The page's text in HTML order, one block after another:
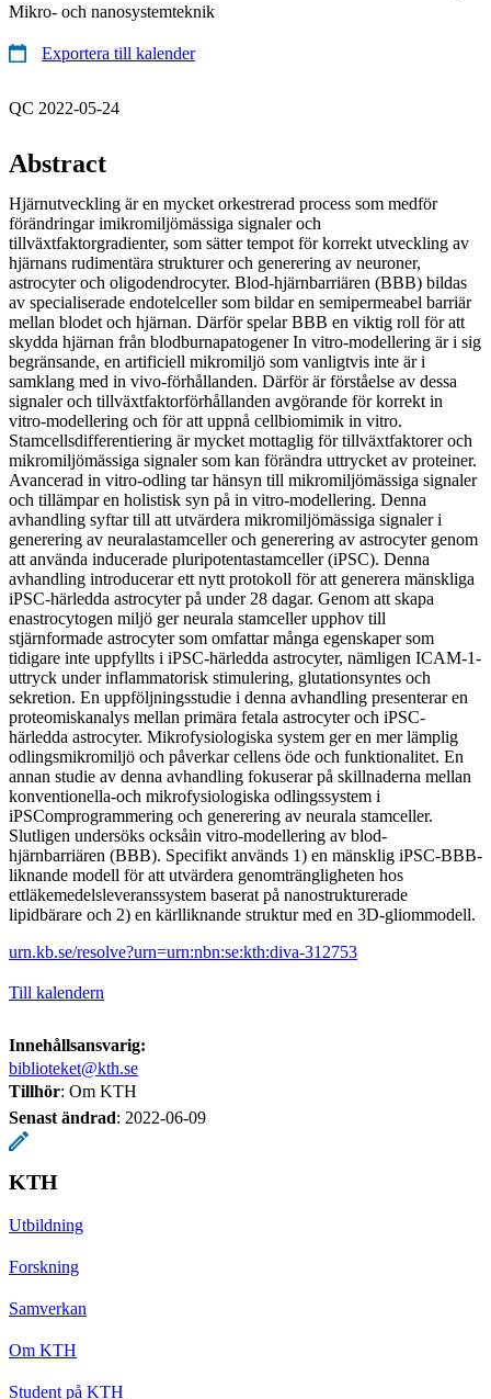
Mikro- och nanosystemteknik
Exportera till kalender
QC 2022-05-24
Abstract
Hjärnutveckling är en mycket orkestrerad process som medför
förändringar imikromiljömässiga signaler och
tillväxtfaktorgradienter, som sätter tempot för korrekt utveckling av
hjärnans rudimentära strukturer och generering av neuroner,
astrocyter och oligodendrocyter. Blod-hjärnbarriären (BBB) bildas
av specialiserade endotelceller som bildar en semipermeabel barriär
mellan blodet och hjärnan. Därför spelar BBB en viktig roll för att
skydda hjärnan från blodburnapatogener In vitro-modellering är i sig
begränsande, en artificiell mikromiljö som vanligtvis inte är i
samklang med in vivo-förhållanden. Därför är förståelse av dessa
signaler och tillväxtfaktorförhållanden avgörande för korrekt in
vitro-modellering och för att uppnå cellbiomimik in vitro.
Stamcellsdifferentiering är mycket mottaglig för tillväxtfaktorer och
mikromiljömässiga signaler som kan förändra uttrycket av proteiner.
Avancerad in vitro-odling tar hänsyn till mikromiljömässiga signaler
och tillämpar en holistisk syn på in vitro-modellering. Denna
avhandling syftar till att utvärdera mikromiljömässiga signaler i
generering av neuralastamceller och generering av astrocyter genom
att använda inducerade pluripotentastamceller (iPSC). Denna
avhandling introducerar ett nytt protokoll för att generera mänskliga
iPSC-härledda astrocyter på under 28 dagar. Genom att skapa
enastrocytogen miljö ger neurala stamceller upphov till
stjärnformade astrocyter som omfattar många egenskaper som
tidigare inte uppfyllts i iPSC-härledda astrocyter, nämligen ICAM-1-
uttryck under inflammatorisk stimulering, glutationsyntes och
sekretion. En uppföljningsstudie i denna avhandling presenterar en
proteomiskanalys mellan primära fetala astrocyter och iPSC-
härledda astrocyter. Mikrofysiologiska system ger en mer lämplig
odlingsmikromiljö och påverkar cellens öde och funktionalitet. En
annan studie av denna avhandling fokuserar på skillnaderna mellan
konventionella-och mikrofysiologiska odlingssystem i
iPSComprogrammering och generering av neurala stamceller.
Slutligen undersöks ocksåin vitro-modellering av blod-
hjärnbarriären (BBB). Specifikt används 1) en mänsklig iPSC-BBB-
liknande modell för att utvärdera genomträngligheten hos
ettläkemedelsleveranssystem baserat på nanostrukturerade
lipidbärare och 2) en kärlliknande struktur med en 3D-gliommodell.
urn.kb.se/resolve?urn=urn:nbn:se:kth:diva-312753
Till kalendern
Innehållsansvarig:
biblioteket@kth.se
Tillhör: Om KTH
Senast ändrad: 2022-06-09
KTH
Utbildning
Forskning
Samverkan
Om KTH
Student på KTH